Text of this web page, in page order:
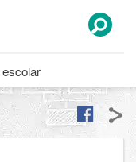
escolar